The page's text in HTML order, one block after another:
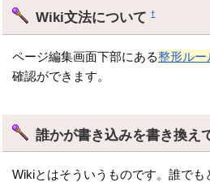
Wiki文法について†
ページ編集画面下部にある整形ルー
確認ができます。
誰かが書き込みを書き換え
Wikiとはそういうものです。誰でも